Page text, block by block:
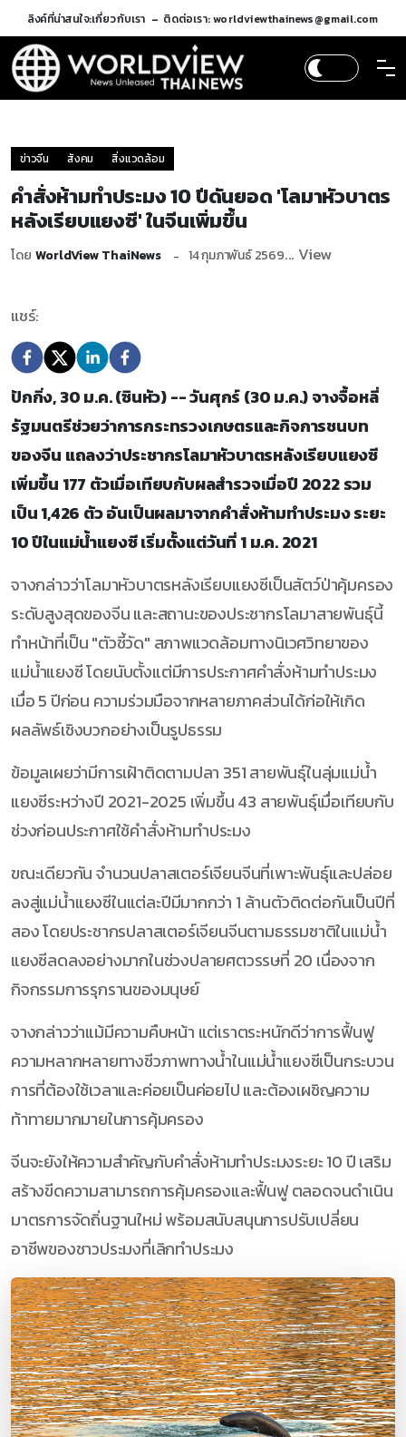
ลิงค์ที่น่าสนใจ:เกี่ยวกับเรา ติดต่อเรา: worldviewthainews@gmail.com
ข่าวจีน สังคม สิ่งแวดล้อม
คำสั่งห้ามทำประมง 10 ปีดันยอด 'โลมาหัวบาตร
หลังเรียบแยงซี' ในจีนเพิ่มขึ้น
โดย WorldView ThaiNews 14 กุมภาพันธ์ 2569... View
แชร์:
ปักกิ่ง, 30 ม.ค. (ซินหัว) -- วันศุกร์ (30 ม.ค.) จางจื้อหลี่
รัฐมนตรีช่วยว่าการกระทรวงเกษตรและกิจการชนบท
ของจีน แถลงว่าประชากรโลมาหัวบาตรหลังเรียบแยงซี
เพิ่มขึ้น 177 ตัวเมื่อเทียบกับผลสำรวจเมื่อปี 2022 รวม
เป็น 1,426 ตัว อันเป็นผลมาจากคำสั่งห้ามทำประมง ระยะ
10 ปีในแม่น้ำแยงซี เริ่มตั้งแต่วันที่ 1 ม.ค. 2021
จางกล่าวว่าโลมาหัวบาตรหลังเรียบแยงซีเป็นสัตว์ป่าคุ้มครอง
ระดับสูงสุดของจีน และสถานะของประชากรโลมาสายพันธุ์นี้
ทำหน้าที่เป็น "ตัวชี้วัด" สภาพแวดล้อมทางนิเวศวิทยาของ
แม่น้ำแยงซี โดยนับตั้งแต่มีการประกาศคำสั่งห้ามทำประมง
เมื่อ 5 ปีก่อน ความร่วมมือจากหลายภาคส่วนได้ก่อให้เกิด
ผลลัพธ์เชิงบวกอย่างเป็นรูปธรรม
ข้อมูลเผยว่ามีการเฝ้าติดตามปลา 351 สายพันธุ์ในลุ่มแม่น้ำ
แยงซีระหว่างปี 2021-2025 เพิ่มขึ้น 43 สายพันธุ์เมื่อเทียบกับ
ช่วงก่อนประกาศใช้คำสั่งห้ามทำประมง
ขณะเดียวกัน จำนวนปลาสเตอร์เจียนจีนที่เพาะพันธุ์และปล่อย
ลงสู่แม่น้ำแยงซีในแต่ละปีมีมากกว่า 1 ล้านตัวติดต่อกันเป็นปีที่
สอง โดยประชากรปลาสเตอร์เจียนจีนตามธรรมชาติในแม่น้ำ
แยงซีลดลงอย่างมากในช่วงปลายศตวรรษที่ 20 เนื่องจาก
กิจกรรมการรุกรานของมนุษย์
จางกล่าวว่าแม้มีความคืบหน้า แต่เราตระหนักดีว่าการฟื้นฟู
ความหลากหลายทางชีวภาพทางน้ำในแม่น้ำแยงซีเป็นกระบวน
การที่ต้องใช้เวลาและค่อยเป็นค่อยไป และต้องเผชิญความ
ท้าทายมากมายในการคุ้มครอง
จีนจะยังให้ความสำคัญกับคำสั่งห้ามทำประมงระยะ 10 ปี เสริม
สร้างขีดความสามารถการคุ้มครองและฟื้นฟู ตลอดจนดำเนิน
มาตรการจัดถิ่นฐานใหม่ พร้อมสนับสนุนการปรับเปลี่ยน
อาชีพของชาวประมงที่เลิกทำประมง